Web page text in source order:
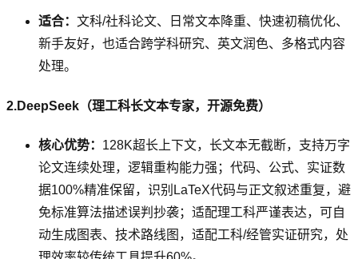
适合： 文科/社科论文、日常文本降重、快速初稿优化、
新手友好，也适合跨学科研究、英文润色、多格式内容
处理。
2.DeepSeek（理工科长文本专家，开源免费）
核心优势： 128K超长上下文，长文本无截断，支持万字
论文连续处理，逻辑重构能力强；代码、公式、实证数
据100%精准保留，识别LaTeX代码与正文叙述重复，避
免标准算法描述误判抄袭；适配理工科严谨表达，可自
动生成图表、技术路线图，适配工科/经管实证研究，处